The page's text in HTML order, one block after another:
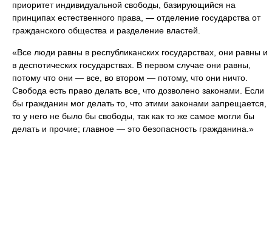
приоритет индивидуальной свободы, базирующийся на
принципах естественного права, — отделение государства от
гражданского общества и разделение властей.
«Все люди равны в республиканских государствах, они равны и
в деспотических государствах. В первом случае они равны,
потому что они — все, во втором — потому, что они ничто.
Свобода есть право делать все, что дозволено законами. Если
бы гражданин мог делать то, что этими законами запрещается,
то у него не было бы свободы, так как то же самое могли бы
делать и прочие; главное — это безопасность гражданина.»